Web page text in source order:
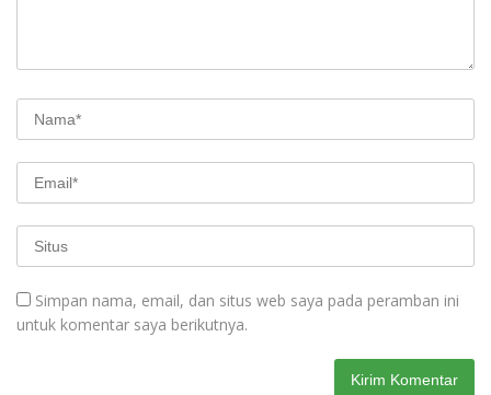
Simpan nama, email, dan situs web saya pada peramban ini
untuk komentar saya berikutnya.